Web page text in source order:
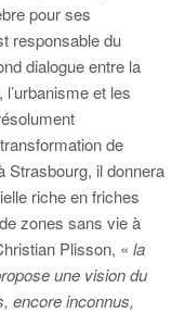
pour ses
responsable du
dialogue entre la
et les
de
Strasbourg, il donnera
riche en friches
zones sans vie à
Plisson, « la
une vision du
encore inconnus,